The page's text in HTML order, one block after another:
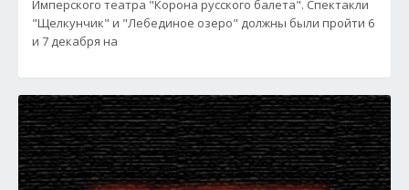
Имперского театра "Корона русского балета". Спектакли
"Щелкунчик" и "Лебединое озеро" должны были пройти 6
и 7 декабря на